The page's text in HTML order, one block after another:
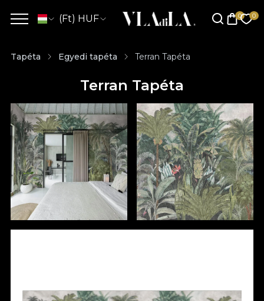
(Ft) HUF
Tapéta Egyedi tapéta Terran Tapéta
Terran Tapéta